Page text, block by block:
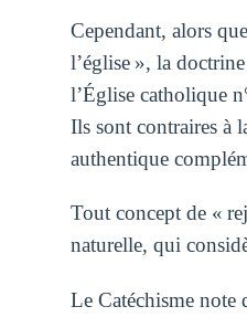
Cependant, alors
l’église », la
l’Église catholique
Ils sont contraires à
authentique
Tout concept de «
naturelle, qui
Le Catéchisme note